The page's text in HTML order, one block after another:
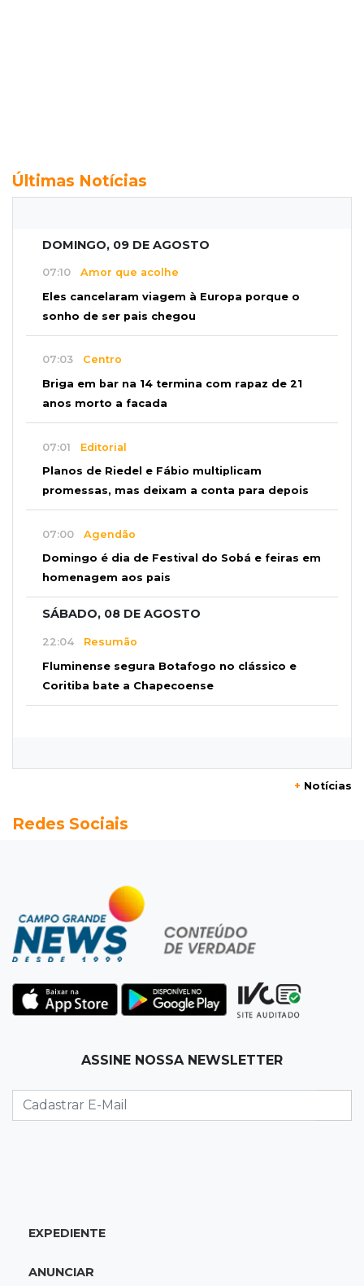
Últimas Notícias
DOMINGO, 09 DE AGOSTO
07:10 Amor que acolhe
Eles cancelaram viagem à Europa porque o
sonho de ser pais chegou
07:03 Centro
Briga em bar na 14 termina com rapaz de 21
anos morto a facada
07:01 Editorial
Planos de Riedel e Fábio multiplicam
promessas, mas deixam a conta para depois
07:00 Agendão
Domingo é dia de Festival do Sobá e feiras em
homenagem aos pais
SÁBADO, 08 DE AGOSTO
22:04 Resumão
Fluminense segura Botafogo no clássico e
Coritiba bate a Chapecoense
disputa com seis equipes
21:25
Caarapó
Futebol de base
Náutico segura empate com Comercial e
conquista o estadual sub-13
20:40Acesso ao ensino
Participantes do Encceja 2026 já podem
Jovem morre baleado e suspeita envolve
disputa entre facções rivais
Remo busca empate com Atlético-MG e segue
+ Notícias
Redes Sociais
ASSINE NOSSA NEWSLETTER
EXPEDIENTE
ANUNCIAR